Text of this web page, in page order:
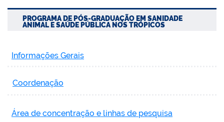
PROGRAMA DE PÓS-GRADUAÇÃO EM SANIDADE
ANIMAL E SAÚDE PÚBLICA NOS TRÓPICOS
Informações Gerais
Coordenação
Área de concentração e linhas de pesquisa